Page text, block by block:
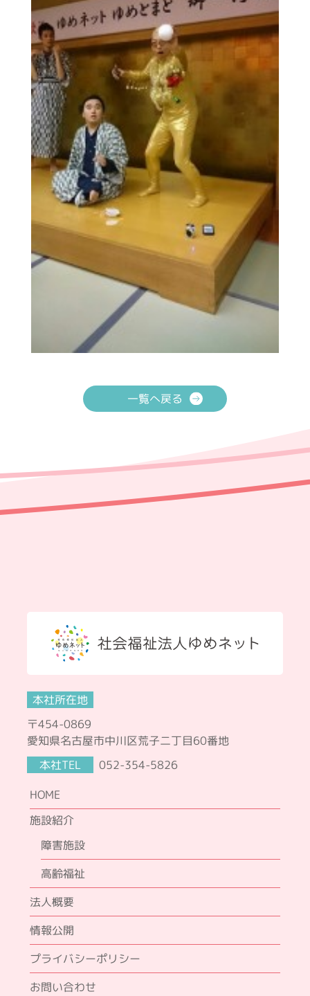
一覧へ戻る
本社所在地
〒454-0869
愛知県名古屋市中川区荒子二丁目60番地
本社TEL
052-354-5826
HOME
施設紹介
障害施設
高齢福祉
法人概要
情報公開
プライバシーポリシー
お問い合わせ